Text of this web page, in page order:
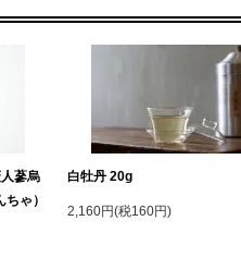
蔘烏
ゃ）
白牡丹 20g
2,160円(税160円)